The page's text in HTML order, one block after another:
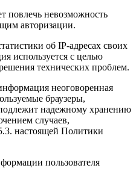
повлечь невозможность
авторизации.
об IP-адресах своих
используется с целью
технических проблем.
неоговоренная
браузеры,
надежному хранению
случаев,
настоящей Политики
пользователя